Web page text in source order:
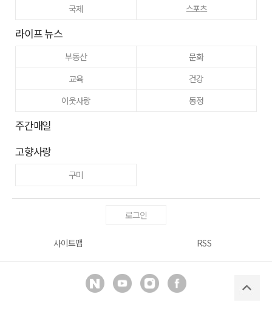
국제
스포츠
라이프 뉴스
부동산
문화
교육
건강
이웃사랑
동정
주간매일
고향사랑
구미
로그인
사이트맵 RSS